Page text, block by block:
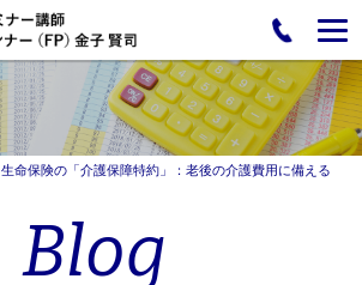
生命保険の「介護保障特約」：老後の介護費用に備える
Blog